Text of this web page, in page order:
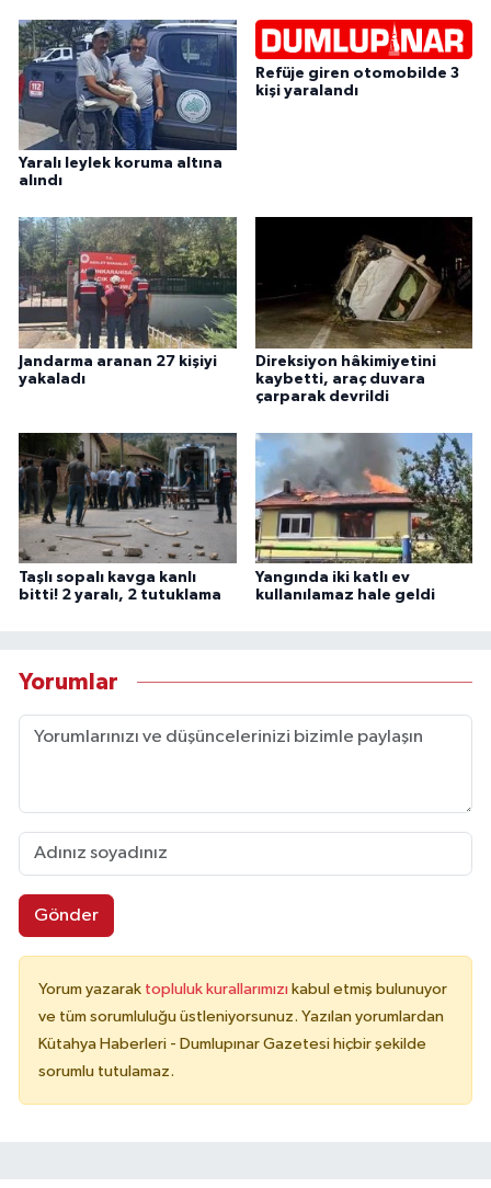
Yaralı leylek koruma altına
alındı
Refüje giren otomobilde 3
kişi yaralandı
Jandarma aranan 27 kişiyi
yakaladı
Direksiyon hâkimiyetini
kaybetti, araç duvara
çarparak devrildi
Taşlı sopalı kavga kanlı
bitti! 2 yaralı, 2 tutuklama
Yangında iki katlı ev
kullanılamaz hale geldi
Yorumlar
Gönder
Yorum yazarak topluluk kurallarımızı kabul etmiş bulunuyor
ve tüm sorumluluğu üstleniyorsunuz. Yazılan yorumlardan
Kütahya Haberleri - Dumlupınar Gazetesi hiçbir şekilde
sorumlu tutulamaz.